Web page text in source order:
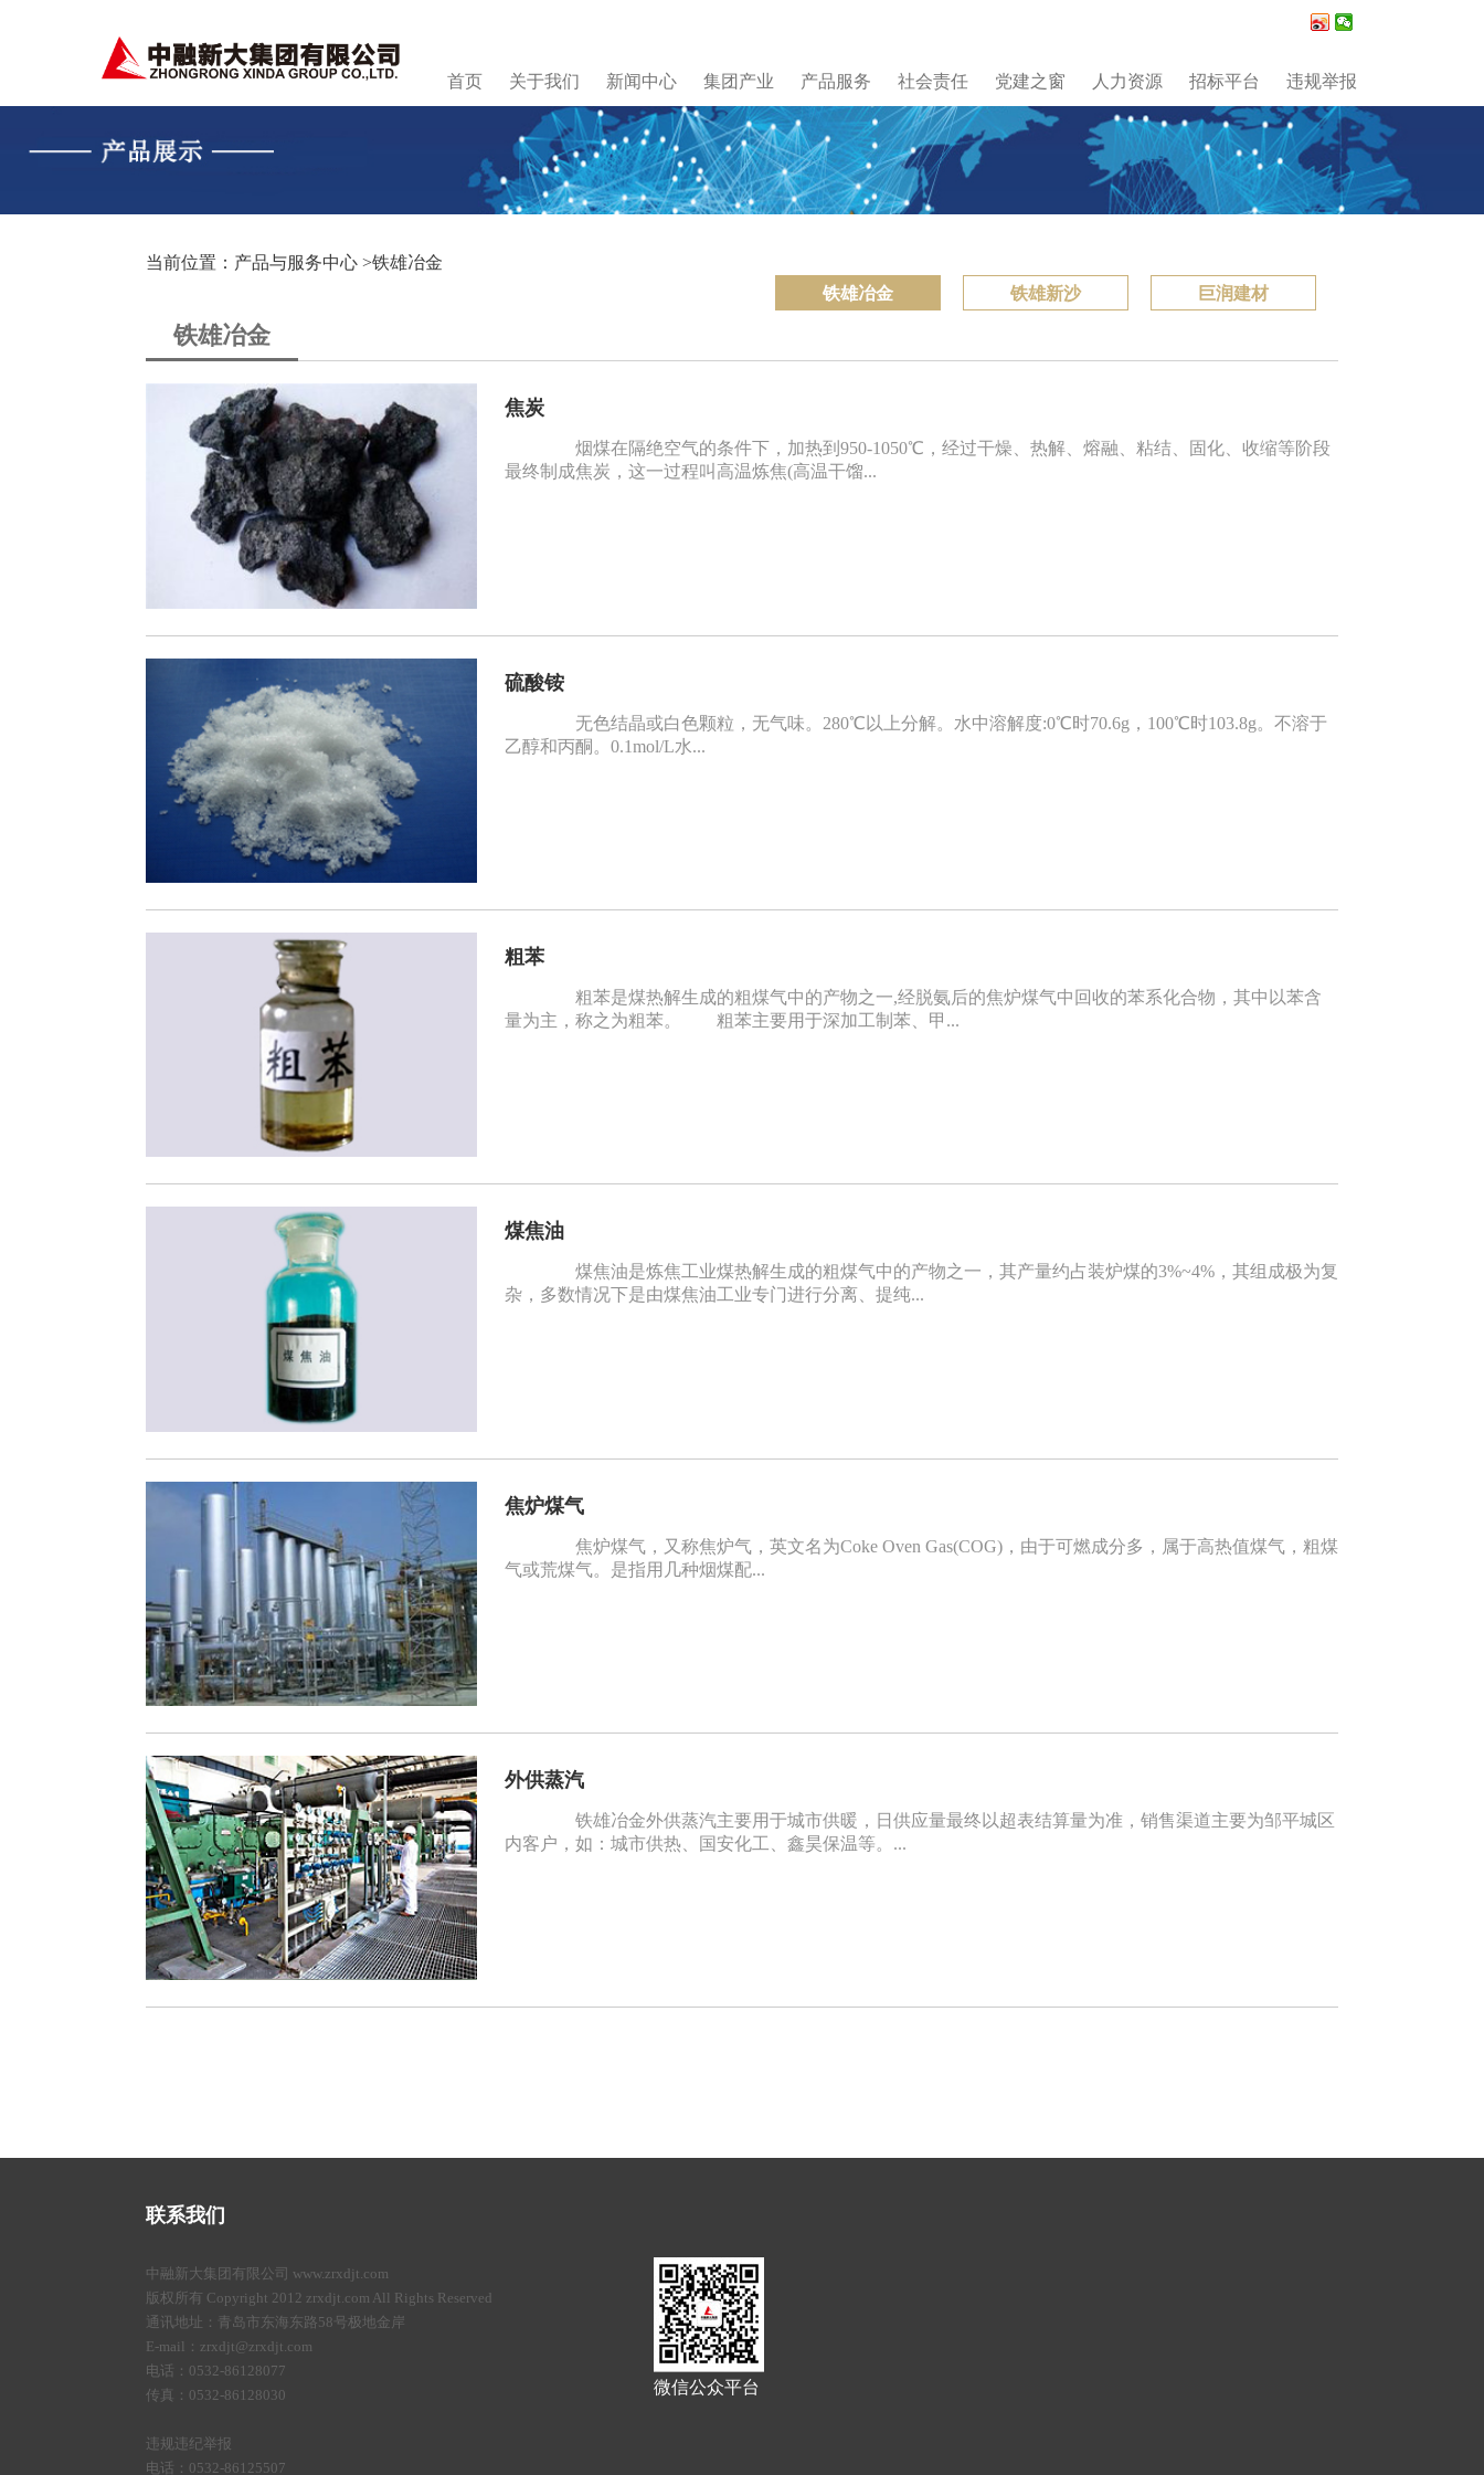
首页 关于我们 新闻中心 集团产业 产品服务 社会责任 党建之窗 人力资源 招标平台 违规举报
当前位置：产品与服务中心 >铁雄冶金
铁雄冶金
铁雄冶金 铁雄新沙 巨润建材
焦炭
烟煤在隔绝空气的条件下，加热到950-1050℃，经过干燥、热解、熔融、粘结、固化、收缩等阶段
最终制成焦炭，这一过程叫高温炼焦(高温干馏...
硫酸铵
无色结晶或白色颗粒，无气味。280℃以上分解。水中溶解度:0℃时70.6g，100℃时103.8g。不溶于
乙醇和丙酮。0.1mol/L水...
粗苯
粗苯是煤热解生成的粗煤气中的产物之一,经脱氨后的焦炉煤气中回收的苯系化合物，其中以苯含
量为主，称之为粗苯。 粗苯主要用于深加工制苯、甲...
煤焦油
煤焦油是炼焦工业煤热解生成的粗煤气中的产物之一，其产量约占装炉煤的3%~4%，其组成极为复
杂，多数情况下是由煤焦油工业专门进行分离、提纯...
焦炉煤气
焦炉煤气，又称焦炉气，英文名为Coke Oven Gas(COG)，由于可燃成分多，属于高热值煤气，粗煤
气或荒煤气。是指用几种烟煤配...
外供蒸汽
铁雄冶金外供蒸汽主要用于城市供暖，日供应量最终以超表结算量为准，销售渠道主要为邹平城区
内客户，如：城市供热、国安化工、鑫昊保温等。...
联系我们
中融新大集团有限公司 www.zrxdjt.com
版权所有 Copyright 2012 zrxdjt.com All Rights Reserved
通讯地址：青岛市东海东路58号极地金岸
E-mail：zrxdjt@zrxdjt.com
电话：0532-86128077
传真：0532-86128030
违规违纪举报
电话：0532-86125507
微信公众平台